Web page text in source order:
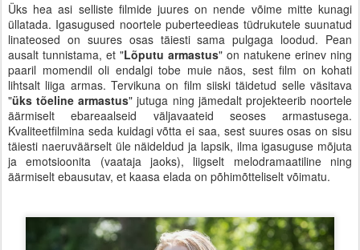
Üks hea asi selliste filmide juures on nende võime mitte kunagi
üllatada. Igasugused noortele puberteedieas tüdrukutele suunatud
linateosed on suures osas täiesti sama pulgaga loodud. Pean
ausalt tunnistama, et "Lõputu armastus" on natukene erinev ning
paaril momendil oli endalgi tobe muie näos, sest film on kohati
lihtsalt liiga armas. Tervikuna on film siiski täidetud selle väsitava
"üks tõeline armastus" jutuga ning jämedalt projekteerib noortele
äärmiselt ebareaalseid väljavaateid seoses armastusega.
Kvaliteetfilmina seda kuidagi võtta ei saa, sest suures osas on sisu
täiesti naeruväärselt üle näideldud ja lapsik, ilma igasuguse mõjuta
ja emotsioonita (vaataja jaoks), liigselt melodramaatiline ning
äärmiselt ebausutav, et kaasa elada on põhimõtteliselt võimatu.